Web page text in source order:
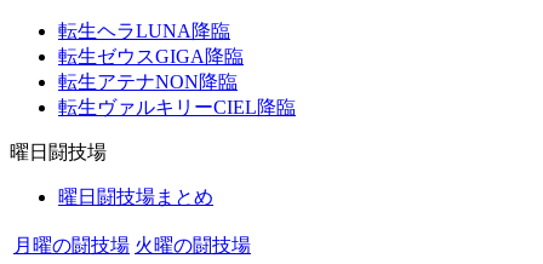
転生ヘラLUNA降臨
転生ゼウスGIGA降臨
転生アテナNON降臨
転生ヴァルキリーCIEL降臨
曜日闘技場
曜日闘技場まとめ
月曜の闘技場 火曜の闘技場